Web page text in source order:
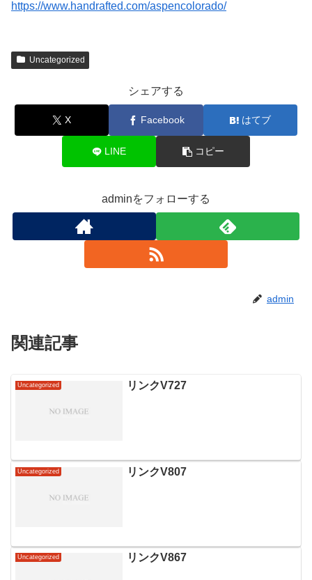
https://www.handrafted.com/aspencolorado/
Uncategorized
シェアする
X Facebook はてブ
LINE コピー
adminをフォローする
admin
関連記事
Uncategorized リンクV727
Uncategorized リンクV807
Uncategorized リンクV867